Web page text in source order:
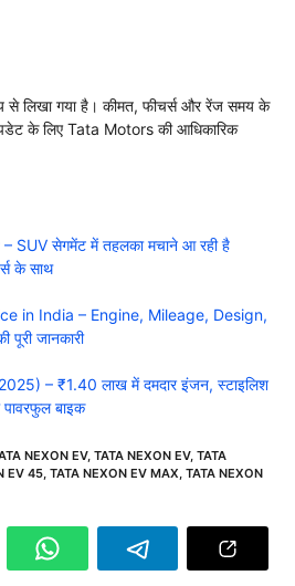
से लिखा गया है। कीमत, फीचर्स और रेंज समय के
के लिए Tata Motors की आधिकारिक
सेगमेंट में तहलका मचाने आ रही है
के साथ
in India – Engine, Mileage, Design,
जानकारी
– ₹1.40 लाख में दमदार इंजन, स्टाइलिश
पावरफुल बाइक
NEXON EV, TATA NEXON EV, TATA
EV 45, TATA NEXON EV MAX, TATA NEXON